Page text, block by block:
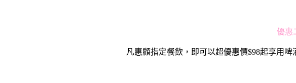
優惠
凡惠顧指定餐飲，即可以超優惠價$98起享⽤